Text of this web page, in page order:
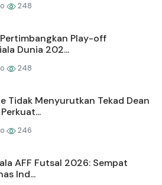
248
Pertimbangkan Play-off
Dunia 202...
248
Tidak Menyurutkan Tekad Dean
246
AFF Futsal 2026: Sempat
Ind...